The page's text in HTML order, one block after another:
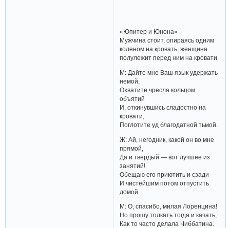
«Юпитер и Юнона»
Мужчина стоит, опираясь одним
коленом на кровать, женщина
полулежит перед ним на кровати
М: Дайте мне Ваш язык удержать
немой,
Охватите чресла кольцом
объятий
И, откинувшись сладостно на
кровати,
Поглотите уд благодатной тьмой.
Ж: Ай, негодник, какой он во мне
прямой,
Да и твердый — вот лучшее из
занятий!
Обещаю его приютить и сзади —
И чистейшим потом отпустить
домой.
М: О, спасибо, милая Лоренцина!
Но прошу толкать тогда и качать,
Как то часто делала Чиббатина.